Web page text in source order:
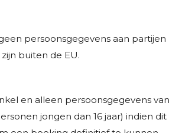
persoonsgegevens aan partijen
buiten de EU.
en alleen persoonsgegevens van
jongen dan 16 jaar) indien dit